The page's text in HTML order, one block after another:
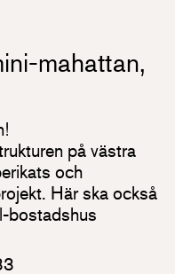
mahattan,
på västra
och
Här ska också
bostadshus